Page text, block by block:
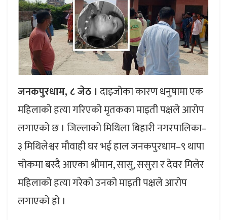
जनकपुरधाम, ८ जेठ । दाइजोका कारण धनुषामा एक
महिलाको हत्या गरिएको मृतकका माइती पक्षले आरोप
लगाएको छ । जिल्लाको मिथिला बिहारी नगरपालिका–
३ मिथिलेश्वर मौवाही घर भई हाल जनकपुरधाम–९ थापा
चोकमा बस्दै आएका श्रीमान, सासु, ससुरा र देवर मिलेर
महिलाको हत्या गरेको उनको माइती पक्षले आरोप
लगाएको हो ।